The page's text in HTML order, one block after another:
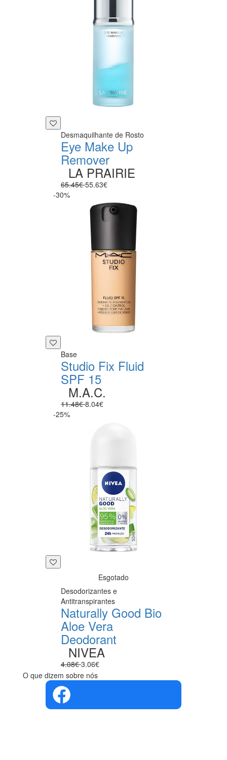
Desmaquilhante de Rosto
Eye Make Up
Remover
LA PRAIRIE
65.45€55.63€
-30%
Base
Studio Fix Fluid
SPF 15
M.A.C.
11.48€8.04€
-25%
Esgotado
Desodorizantes e
Antitranspirantes
Naturally Good Bio
Aloe Vera
Deodorant
NIVEA
4.08€3.06€
O que dizem sobre nós